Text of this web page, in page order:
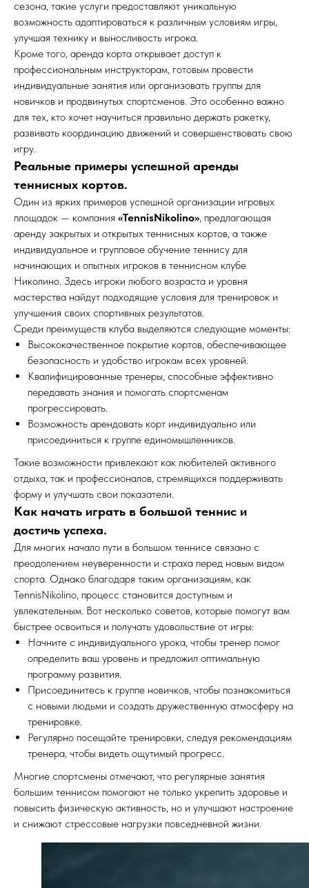
сезона, такие услуги предоставляют уникальную
возможность адаптироваться к различным условиям игры,
улучшая технику и выносливость игрока.
Кроме того, аренда корта открывает доступ к
профессиональным инструкторам, готовым провести
индивидуальные занятия или организовать группы для
новичков и продвинутых спортсменов. Это особенно важно
для тех, кто хочет научиться правильно держать ракетку,
развивать координацию движений и совершенствовать свою
игру.
Реальные примеры успешной аренды
теннисных кортов.
Один из ярких примеров успешной организации игровых
площадок — компания «TennisNikolino», предлагающая
аренду закрытых и открытых теннисных кортов, а также
индивидуальное и групповое обучение теннису для
начинающих и опытных игроков в теннисном клубе
Николино. Здесь игроки любого возраста и уровня
мастерства найдут подходящие условия для тренировок и
улучшения своих спортивных результатов.
Среди преимуществ клуба выделяются следующие моменты:
Высококачественное покрытие кортов, обеспечивающее
безопасность и удобство игрокам всех уровней.
Квалифицированные тренеры, способные эффективно
передавать знания и помогать спортсменам
прогрессировать.
Возможность арендовать корт индивидуально или
присоединиться к группе единомышленников.
Такие возможности привлекают как любителей активного
отдыха, так и профессионалов, стремящихся поддерживать
форму и улучшать свои показатели.
Как начать играть в большой теннис и
достичь успеха.
Для многих начало пути в большом теннисе связано с
преодолением неуверенности и страха перед новым видом
спорта. Однако благодаря таким организациям, как
TennisNikolino, процесс становится доступным и
увлекательным. Вот несколько советов, которые помогут вам
быстрее освоиться и получать удовольствие от игры:
Начните с индивидуального урока, чтобы тренер помог
определить ваш уровень и предложил оптимальную
программу развития.
Присоединитесь к группе новичков, чтобы познакомиться
с новыми людьми и создать дружественную атмосферу на
тренировке.
Регулярно посещайте тренировки, следуя рекомендациям
тренера, чтобы видеть ощутимый прогресс.
Многие спортсмены отмечают, что регулярные занятия
большим теннисом помогают не только укрепить здоровье и
повысить физическую активность, но и улучшают настроение
и снижают стрессовые нагрузки повседневной жизни.